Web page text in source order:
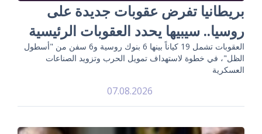
بريطانيا تفرض عقوبات جديدة على
روسيا.. سيبيها يحدد العقوبات الرئيسية
العقوبات تشمل 19 كياناً بينها 6 بنوك روسية و6 سفن من "أسطول
الظل"، في خطوة لاستهداف تمويل الحرب وتزويد الصناعات
العسكرية
07.08.2026